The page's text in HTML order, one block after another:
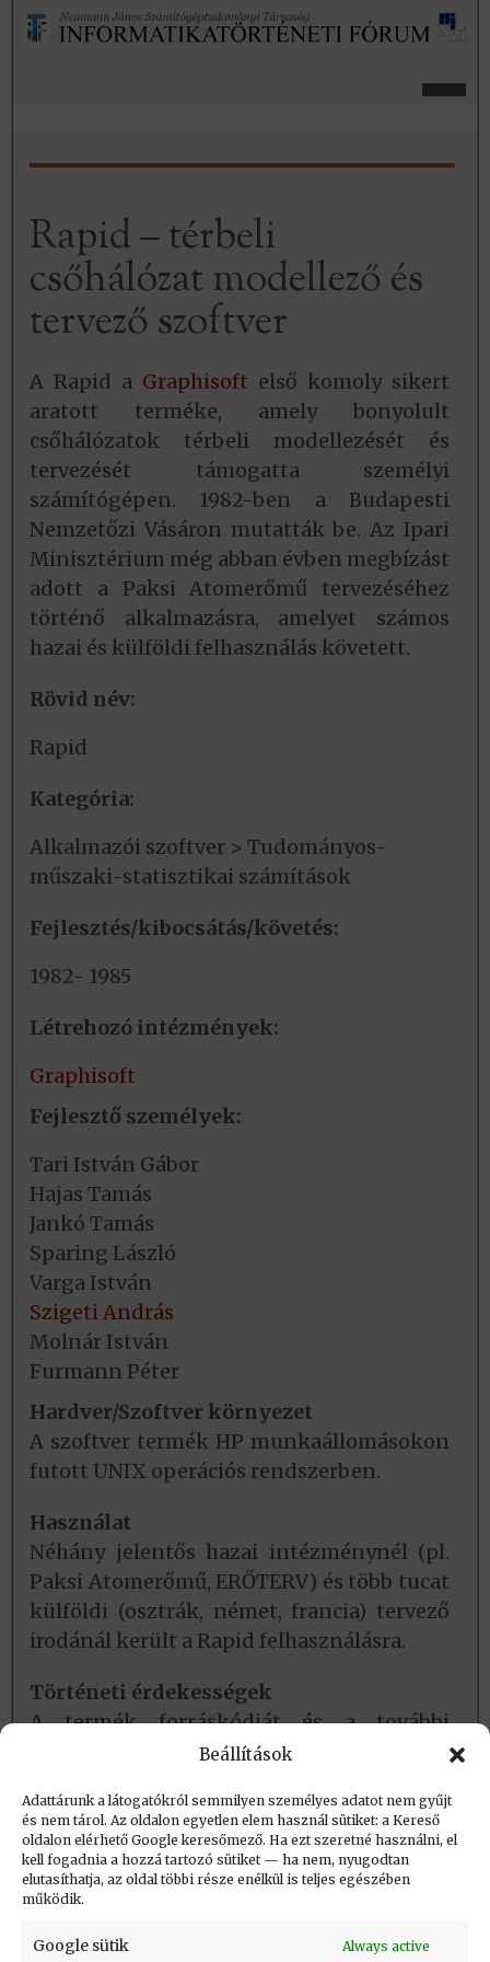
Beállítások
Adattárunk a látogatókról semmilyen személyes adatot nem gyűjt
és nem tárol. Az oldalon egyetlen elem használ sütiket: a Kereső
oldalon elérhető Google keresőmező. Ha ezt szeretné használni, el
kell fogadnia a hozzá tartozó sütiket — ha nem, nyugodtan
elutasíthatja, az oldal többi része enélkül is teljes egészében
működik.
Google sütik Always active
Rapid – térbeli
csőhálózat modellező és
tervező szoftver
A Rapid a Graphisoft első komoly sikert
aratott terméke, amely bonyolult
csőhálózatok térbeli modellezését és
tervezését támogatta személyi
számítógépen. 1982-ben a Budapesti
Nemzetőzi Vásáron mutatták be. Az Ipari
Minisztérium még abban évben megbízást
adott a Paksi Atomerőmű tervezéséhez
történő alkalmazásra, amelyet számos
hazai és külföldi felhasználás követett.
Rövid név:
Rapid
Kategória:
Alkalmazói szoftver > Tudományos-
műszaki-statisztikai számítások
Fejlesztés/kibocsátás/követés:
1982- 1985
Létrehozó intézmények:
Graphisoft
Fejlesztő személyek:
Tari István Gábor
Hajas Tamás
Jankó Tamás
Sparing László
Varga István
Szigeti András
Molnár István
Furmann Péter
Hardver/Szoftver környezet
A szoftver termék HP munkaállomásokon
futott UNIX operációs rendszerben.
Használat
Néhány jelentős hazai intézménynél (pl.
Paksi Atomerőmű, ERŐTERV) és több tucat
külföldi (osztrák, német, francia) tervező
irodánál került a Rapid felhasználásra.
Történeti érdekességek
A termék forráskódját és a további
fejlesztési és értékesítési jogokat a
Létrehozva: 2020.04.20. 14:26
Utolsó módosítás: 2020.05.02. 09:32